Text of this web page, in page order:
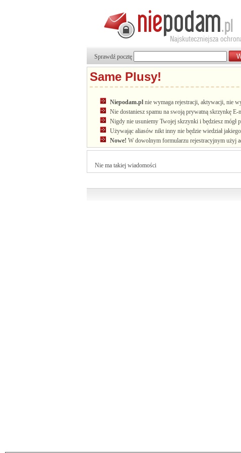
Sprawdź pocztę
Same Plusy!
Niepodam.pl nie wymaga rejestracji, aktywacji, nie
Nie dostaniesz spamu na swoją prywatną skrzynkę E-
Nigdy nie usuniemy Twojej skrzynki i będziesz mógł
Używając aliasów nikt inny nie będzie wiedział
Nowe! W dowolnym formularzu rejestracyjnym użyj
Nie ma takiej wiadomości